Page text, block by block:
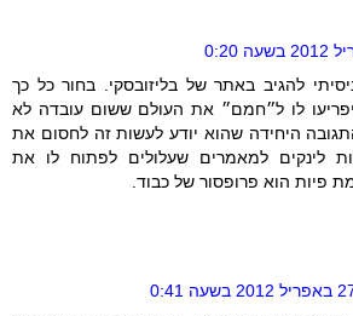
להגיב באתר של בליזובסקי. בחור כל כך
לו ל״חמם״ את העולם ששום עובדה לא
היחידה שהוא יודע לעשות זה לחסום את
לינקים למאמרים שעלולים לפתוח לו את
פיות הוא פרופסור של כבוד.
2012 בשעה 0:41